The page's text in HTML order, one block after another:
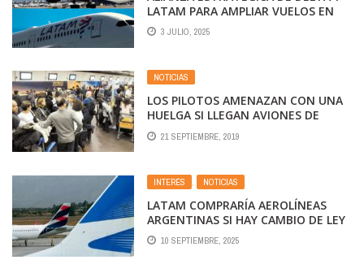
LATAM PARA AMPLIAR VUELOS EN
AMÉRICA
3 JULIO, 2025
NOTICIAS
LOS PILOTOS AMENAZAN CON UNA
HUELGA SI LLEGAN AVIONES DE
CHILE
21 SEPTIEMBRE, 2019
INTERÉS NOTICIAS
LATAM COMPRARÍA AEROLÍNEAS
ARGENTINAS SI HAY CAMBIO DE LEY
10 SEPTIEMBRE, 2025